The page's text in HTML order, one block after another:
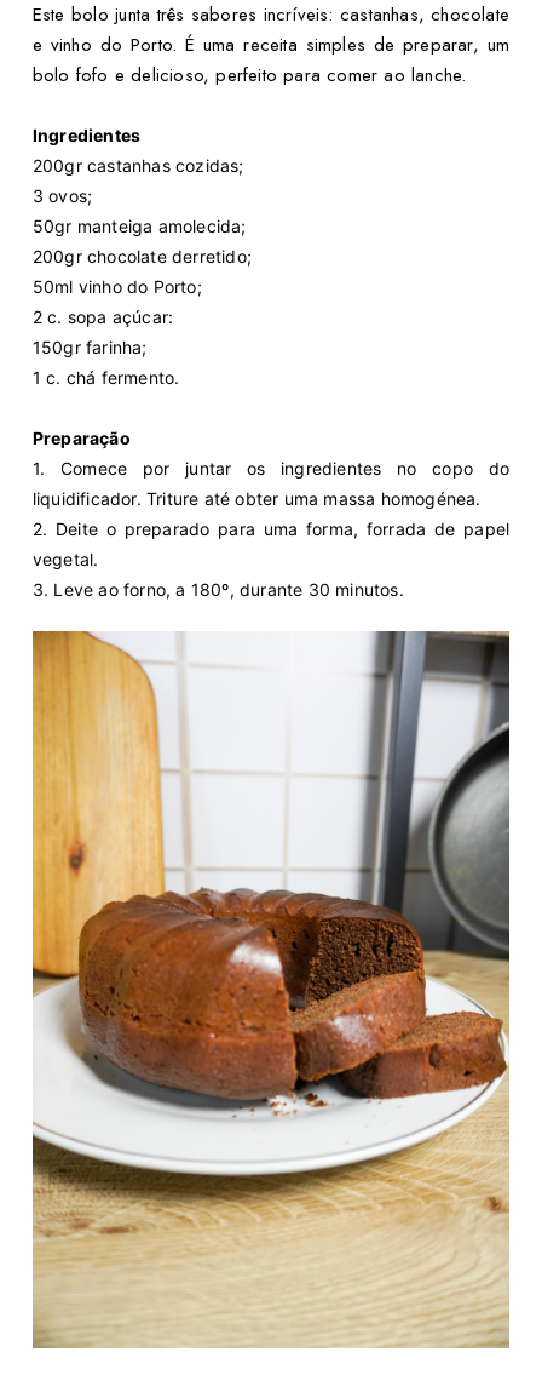
Este bolo junta três sabores incríveis: castanhas, chocolate
e vinho do Porto. É uma receita simples de preparar, um
bolo fofo e delicioso, perfeito para comer ao lanche.
Ingredientes
200gr castanhas cozidas;
3 ovos;
50gr manteiga amolecida;
200gr chocolate derretido;
50ml vinho do Porto;
2 c. sopa açúcar:
150gr farinha;
1 c. chá fermento.
Preparação
1. Comece por juntar os ingredientes no copo do
liquidificador. Triture até obter uma massa homogénea.
2. Deite o preparado para uma forma, forrada de papel
vegetal.
3. Leve ao forno, a 180º, durante 30 minutos.